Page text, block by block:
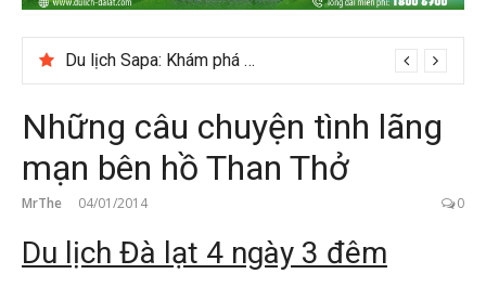
Du lịch Đà
Lạt
Du lịch Sapa: Khám phá bản Ý Linh Hồ độc đáo giữa Tây Bắc
Những câu chuyện tình lãng
mạn bên hồ Than Thở
MrThe 04/01/2014 0
Du lịch Đà lạt 4 ngày 3 đêm